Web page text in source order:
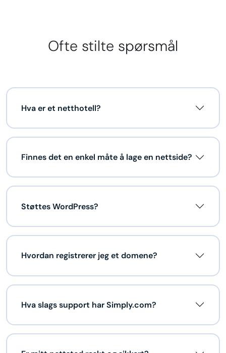
Ofte stilte spørsmål
Hva er et netthotell?
Finnes det en enkel måte å lage en nettside?
Støttes WordPress?
Hvordan registrerer jeg et domene?
Hva slags support har Simply.com?